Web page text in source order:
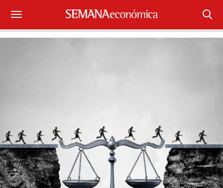
Suscríbase
Sectores y Empresas
Management
Economía y Finanzas